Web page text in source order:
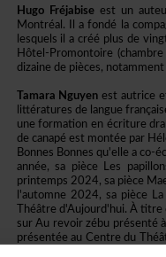
HugoFréjabise
Hôtel-
TamaraNguyen
BonnesBonnesqu'elleaco-